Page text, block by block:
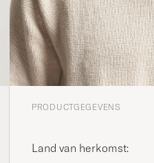
PRODUCTGEGEVENS
Land van herkomst: